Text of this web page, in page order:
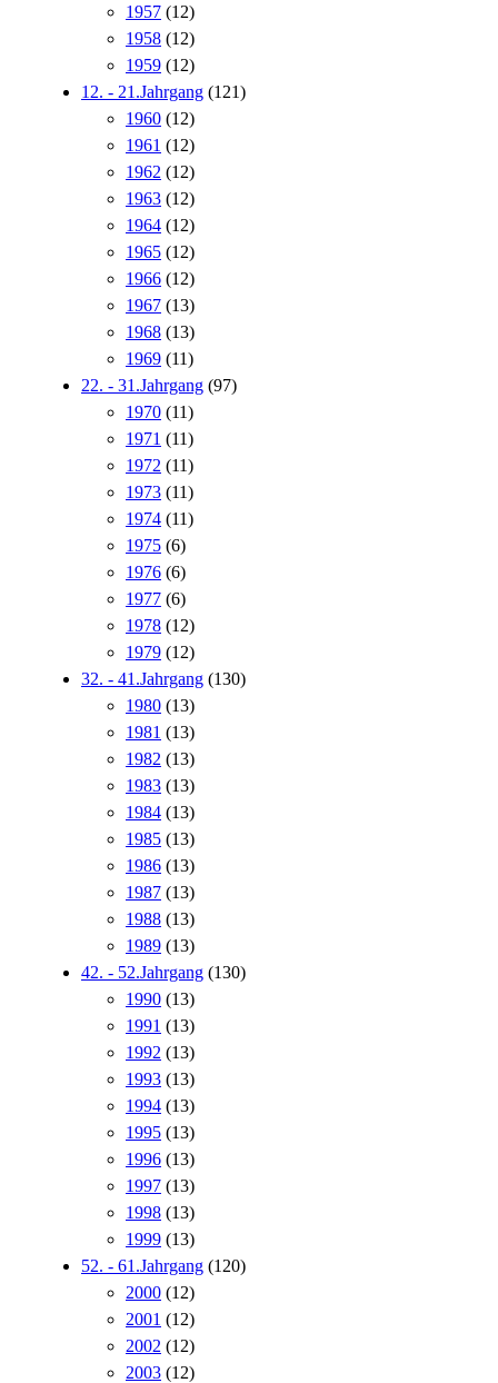
1957 (12)
1958 (12)
1959 (12)
12. - 21.Jahrgang (121)
1960 (12)
1961 (12)
1962 (12)
1963 (12)
1964 (12)
1965 (12)
1966 (12)
1967 (13)
1968 (13)
1969 (11)
22. - 31.Jahrgang (97)
1970 (11)
1971 (11)
1972 (11)
1973 (11)
1974 (11)
1975 (6)
1976 (6)
1977 (6)
1978 (12)
1979 (12)
32. - 41.Jahrgang (130)
1980 (13)
1981 (13)
1982 (13)
1983 (13)
1984 (13)
1985 (13)
1986 (13)
1987 (13)
1988 (13)
1989 (13)
42. - 52.Jahrgang (130)
1990 (13)
1991 (13)
1992 (13)
1993 (13)
1994 (13)
1995 (13)
1996 (13)
1997 (13)
1998 (13)
1999 (13)
52. - 61.Jahrgang (120)
2000 (12)
2001 (12)
2002 (12)
2003 (12)